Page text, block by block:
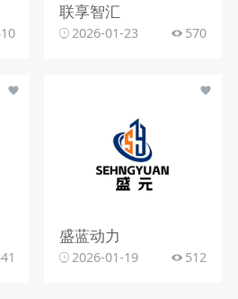
联享智汇
2026-01-23 570
盛蓝动力
2026-01-19 512